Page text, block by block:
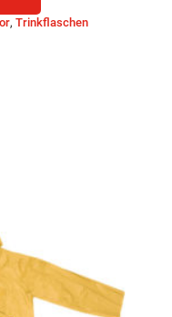
, Trinkflaschen